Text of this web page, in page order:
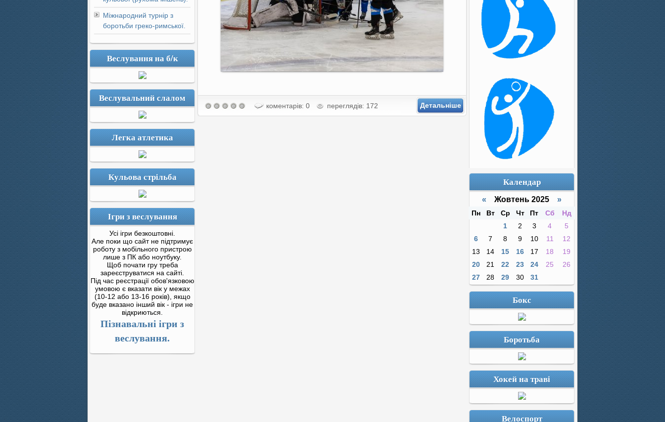
Міжнародний турнір з
боротьби греко-римської.
Веслування на б/к
Веслувальний слалом
Легка атлетика
Кульова стрільба
Ігри з веслування
Усі ігри безкоштовні.
Але поки що сайт не підтримує
роботу з мобільного пристрою
лише з ПК або ноутбуку.
Щоб почати гру треба
зареєструватися на сайті.
Під час реєстрації обов'язковою
умовою є вказати вік у межах
(10-12 або 13-16 років), якщо
буде вказано інший вік - ігри не
відкриються.
Пізнавальні ігри з
веслування.
коментарів: 0 переглядів: 172 Детальніше
Календар
« Жовтень 2025 »
Пн Вт Ср Чт Пт Сб
Нд
1
2 3 4
5
6
7 8 9 10 11
12
13
14 15 16 17 18
19
20
21 22 23 24 25
26
27
28 29 30 31
Бокс
Боротьба
Хокей на траві
Велоспорт